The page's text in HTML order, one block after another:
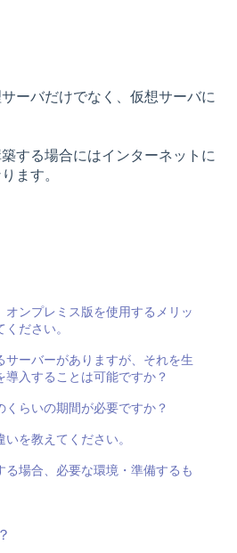
ーバだけでなく、仮想サーバに
する場合にはインターネットに
ます。
オンプレミス版を使用するメリッ
ださい。
サーバーがありますが、それを生
入することは可能ですか？
くらいの期間が必要ですか？
を教えてください。
る場合、必要な環境・準備するも